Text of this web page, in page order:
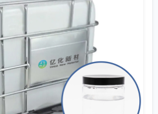
Лабораторные тесты с
прекрасны, а на опытно-
извлечение падало
причину — оказалось, в
ионы железа и
садились на
блокируя адсорбцию
ступень